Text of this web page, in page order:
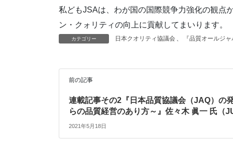
私どもJSAは、わが国の国際競争力強化の観点
ン・クォリティの向上に貢献してまいります。
カテゴリー 日本クオリティ協議会 、 『品質オールジ
前の記事
連載記事その2『日本品質協議会（JAQ）の
らの品質経営のあり方～』佐々木 眞一 氏（
2021年5月18日